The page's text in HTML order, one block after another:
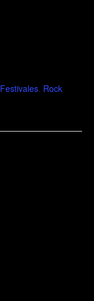
Festivales, Rock